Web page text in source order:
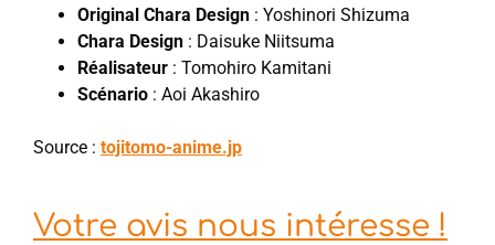
Original Chara Design : Yoshinori Shizuma
Chara Design : Daisuke Niitsuma
Réalisateur : Tomohiro Kamitani
Scénario : Aoi Akashiro
Source : tojitomo-anime.jp
Votre avis nous intéresse !